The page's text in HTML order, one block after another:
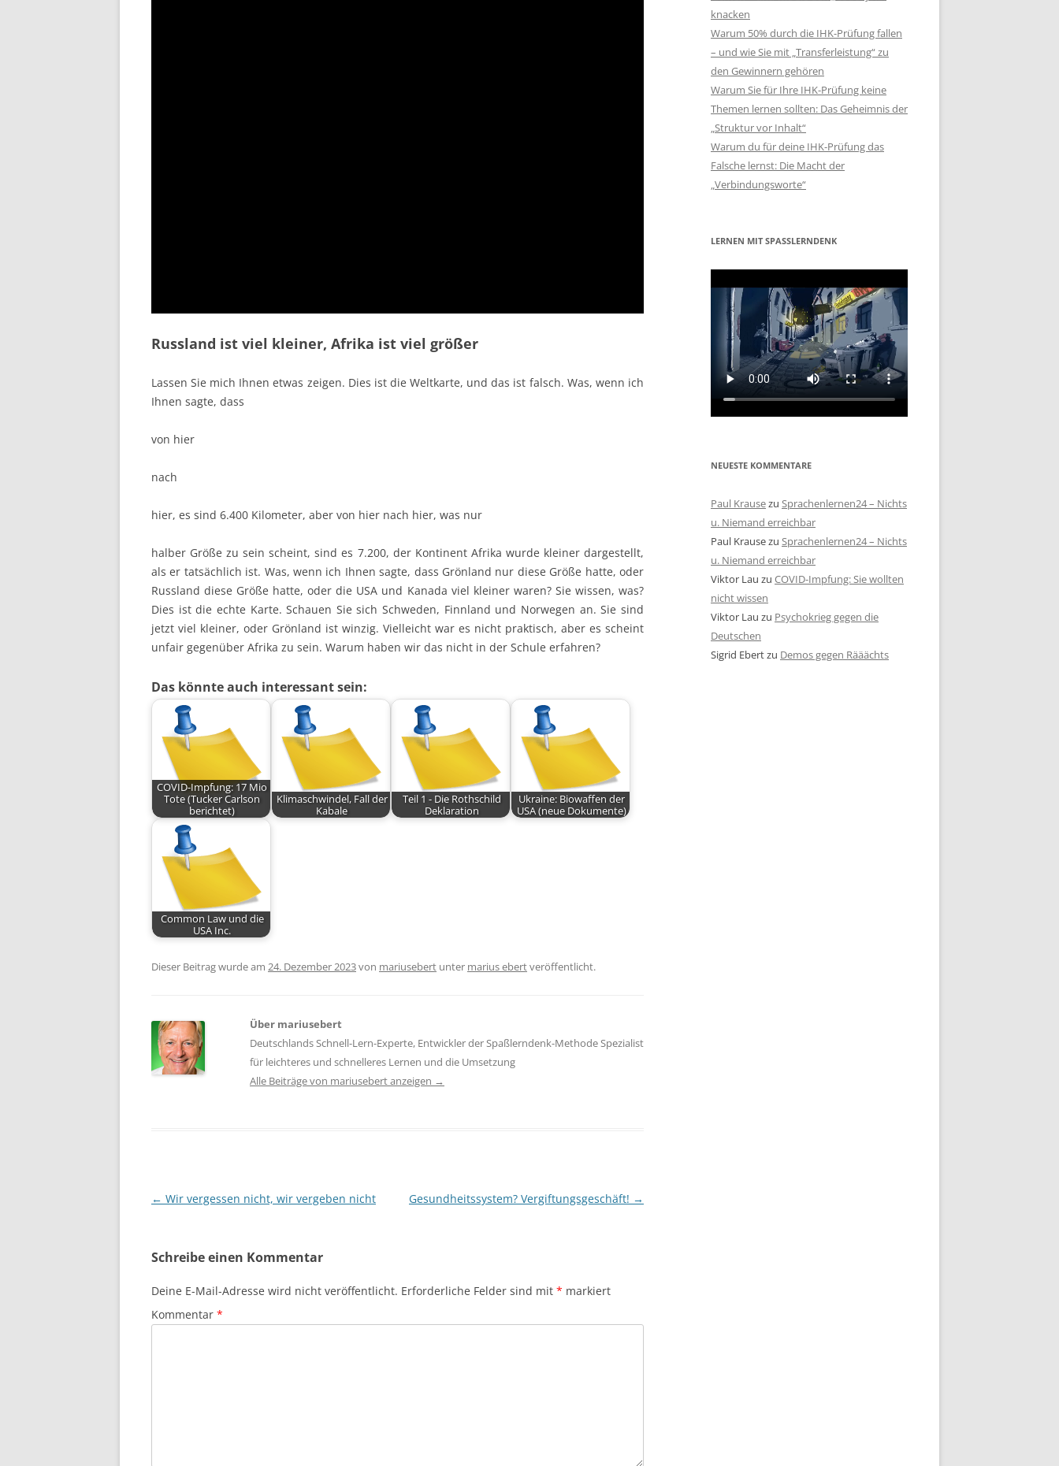
Russland ist viel kleiner, Afrika ist viel größer
Lassen Sie mich Ihnen etwas zeigen. Dies ist die Weltkarte, und das ist falsch. Was, wenn ich
Ihnen sagte, dass
von hier
nach
hier, es sind 6.400 Kilometer, aber von hier nach hier, was nur
halber Größe zu sein scheint, sind es 7.200, der Kontinent Afrika wurde kleiner dargestellt,
als er tatsächlich ist. Was, wenn ich Ihnen sagte, dass Grönland nur diese Größe hatte, oder
Russland diese Größe hatte, oder die USA und Kanada viel kleiner waren? Sie wissen, was?
Dies ist die echte Karte. Schauen Sie sich Schweden, Finnland und Norwegen an. Sie sind
jetzt viel kleiner, oder Grönland ist winzig. Vielleicht war es nicht praktisch, aber es scheint
unfair gegenüber Afrika zu sein. Warum haben wir das nicht in der Schule erfahren?
Das könnte auch interessant sein:
COVID-Impfung: 17 Mio
Tote (Tucker Carlson
berichtet)
Klimaschwindel, Fall der
Kabale
Teil 1 - Die Rothschild
Deklaration
Ukraine: Biowaffen der
USA (neue Dokumente)
Common Law und die
USA Inc.
Dieser Beitrag wurde am 24. Dezember 2023von mariusebert unter marius ebertveröffentlicht.
Über mariusebert
Deutschlands Schnell-Lern-Experte, Entwickler der Spaßlerndenk-Methode Spezialist
für leichteres und schnelleres Lernen und die Umsetzung
Alle Beiträge von mariusebert anzeigen →
Beitragsnavigation
← Wir vergessen nicht, wir vergeben nicht Gesundheitssystem? Vergiftungsgeschäft! →
Schreibe einen Kommentar
Deine E-Mail-Adresse wird nicht veröffentlicht. Erforderliche Felder sind mit * markiert
Kommentar *
knacken
Warum 50% durch die IHK-Prüfung fallen
– und wie Sie mit „Transferleistung“ zu
den Gewinnern gehören
Warum Sie für Ihre IHK-Prüfung keine
Themen lernen sollten: Das Geheimnis der
„Struktur vor Inhalt“
Warum du für deine IHK-Prüfung das
Falsche lernst: Die Macht der
„Verbindungsworte“
LERNEN MIT SPASSLERNDENK
NEUESTE KOMMENTARE
Paul Krausezu Sprachenlernen24 – Nichts
u. Niemand erreichbar
Paul Krausezu Sprachenlernen24 – Nichts
u. Niemand erreichbar
Viktor Lau zu COVID-Impfung: Sie wollten
nicht wissen
Viktor Lau zu Psychokrieg gegen die
Deutschen
Sigrid Ebertzu Demos gegen Rääächts